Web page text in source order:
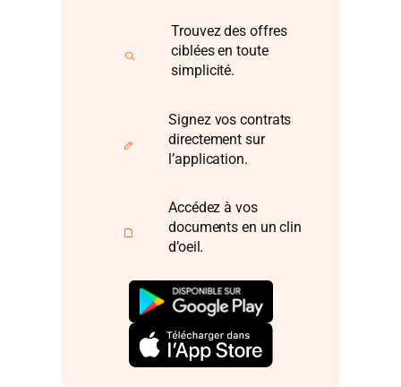
Trouvez des offres
ciblées en toute
simplicité.
Signez vos contrats
directement sur
l’application.
Accédez à vos
documents en un clin
d’oeil.